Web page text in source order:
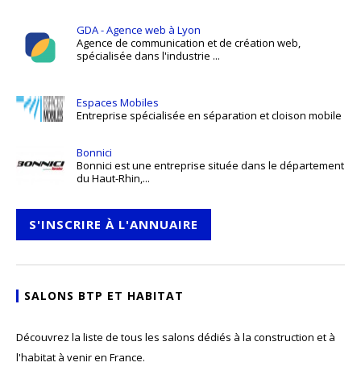
GDA - Agence web à Lyon
Agence de communication et de création web,
spécialisée dans l'industrie ...
Espaces Mobiles
Entreprise spécialisée en séparation et cloison mobile
Bonnici
Bonnici est une entreprise située dans le département
du Haut-Rhin,...
S'INSCRIRE À L'ANNUAIRE
SALONS BTP ET HABITAT
Découvrez la liste de tous les salons dédiés à la construction et à
l'habitat à venir en France.